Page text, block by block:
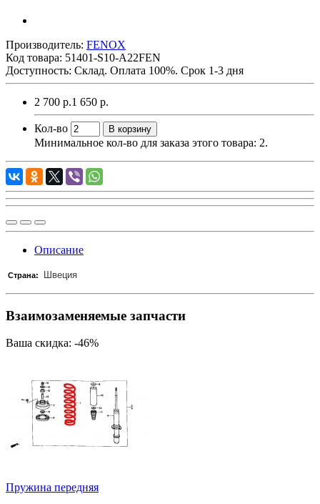
Производитель: FENOX
Код товара: 51401-S10-A22FEN
Доступность: Склад. Оплата 100%. Срок 1-3 дня
2 700 р.1 650 р.
Кол-во В корзину
Минимальное кол-во для заказа этого товара: 2.
Описание
Страна: Швеция
Взаимозаменяемые запчасти
Ваша скидка: -46%
Пружина передняя